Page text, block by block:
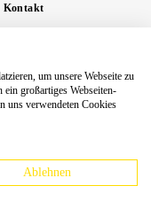
Kontakt
angegeben.
GmbH
Tulln
webgate.ec.europa.eu/odr
um unsere Webseite zu
ein großartiges Webseiten-
uns verwendeten Cookies
Ablehnen